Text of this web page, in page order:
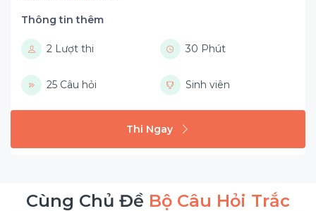
Thông tin thêm
2 Lượt thi 30 Phút
25 Câu hỏi Sinh viên
Thi Ngay
Cùng Chủ Đề Bộ Câu Hỏi Trắc